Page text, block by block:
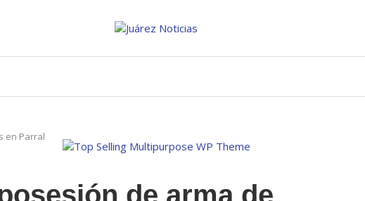
en Parral
de arma de